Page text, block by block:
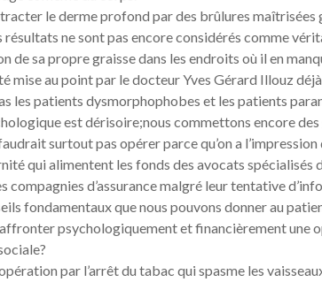
le derme profond par des brûlures maîtrisées
résultats ne sont pas encore considérés comme
de sa propre graisse dans les endroits où il en
mise au point par le docteur Yves Gérard Illouz
les patients dysmorphophobes et les patients
est dérisoire;nous commettons encore des
surtout pas opérer parce qu’on a
qui alimentent les fonds des avocats spécialisés
compagnies d’assurance malgré leur tentative
fondamentaux que nous pouvons donner au
psychologiquement et financièrement une
par l’arrêt du tabac qui spasme les